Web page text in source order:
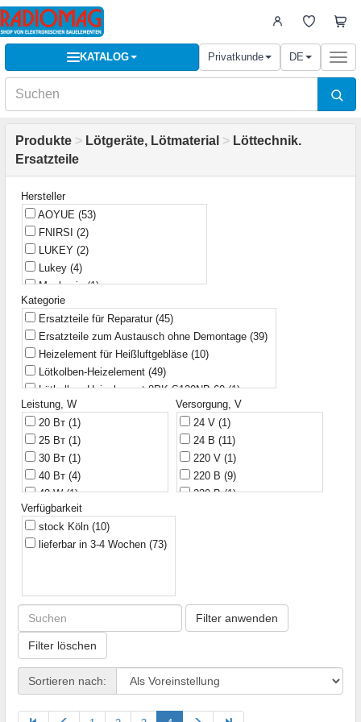
KATALOG Privatkunde DE
Produkte > Lötgeräte, Lötmaterial > Löttechnik.
Ersatzteile
Hersteller
AOYUE (53)
FNIRSI (2)
LUKEY (2)
Lukey (4)
Mechanic(1)
Ningbo
Pro'sKit(5)
SORNY ROONG INDUSTRIAL(2)
Sinometer(8)
YiHUA(30)
Zhongdi(28)
Kategorie
Ersatzteile für Reparatur (45)
Ersatzteile zum Austausch ohne Demontage (39)
Heizelement für Heißluftgebläse (10)
Lötkolben-Heizelement (49)
Lötkolben-Heizelement 8PK-S120NB-60(1)
Verbrauchs-Ersatzteile
Leistung, W
20 Вт (1)
25 Вт (1)
30 Вт (1)
40 Вт (4)
48 W(1)
48 Вт(4)
58 Вт (1)
60 W(1)
Versorgung, V
24 V (1)
24 В (11)
220 V (1)
220 В (9)
230 В(1)
Verfügbarkeit
stock Köln (10)
lieferbar in 3-4 Wochen (73)
Filter anwenden
Filter löschen
Sortieren nach: